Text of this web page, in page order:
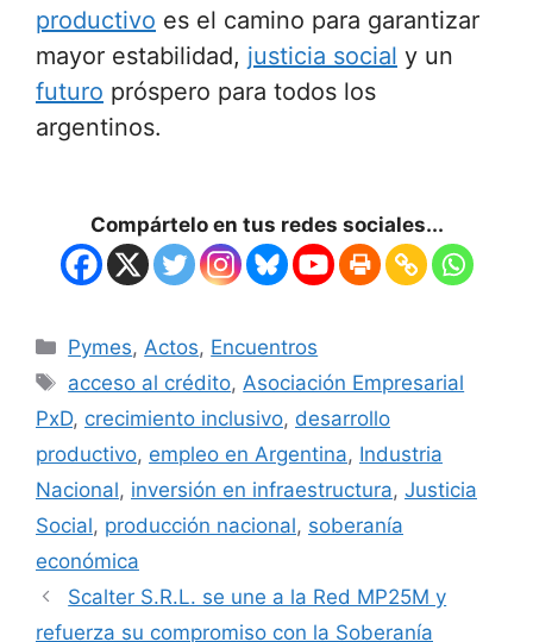
productivo es el camino para garantizar
mayor estabilidad, justicia social y un
futuro próspero para todos los
argentinos.
Compártelo en tus redes sociales...
Pymes, Actos, Encuentros
acceso al crédito, Asociación Empresarial
PxD, crecimiento inclusivo, desarrollo
productivo, empleo en Argentina, Industria
Nacional, inversión en infraestructura, Justicia
Social, producción nacional, soberanía
económica
Scalter S.R.L. se une a la Red MP25M y
refuerza su compromiso con la Soberanía